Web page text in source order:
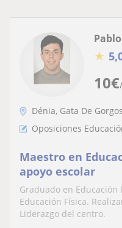
10€
★
Dénia, Gata De
Oposiciones
Maestro en
apoyo escolar
Graduado en
Educación Física.
Liderazgo del centro.